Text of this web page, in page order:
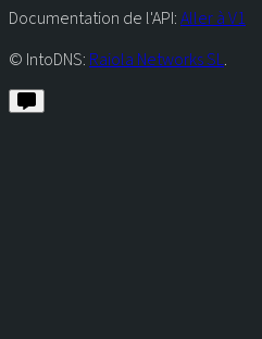
Documentation de l'API:Aller à V1
© IntoDNS: Raiola Networks SL.